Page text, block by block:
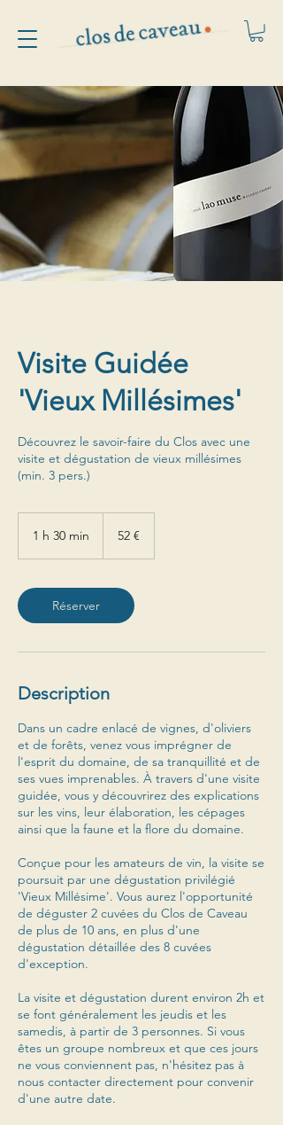
Visite Guidée
'Vieux Millésimes'
Découvrez le savoir-faire du Clos avec une
visite et dégustation de vieux millésimes
(min. 3 pers.)
1 h 30 min
m
i
n
52 €
Réserver
Description
Dans un cadre enlacé de vignes, d'oliviers
et de forêts, venez vous imprégner de
l'esprit du domaine, de sa tranquillité et de
ses vues imprenables. À travers d'une visite
guidée, vous y découvrirez des explications
sur les vins, leur élaboration, les cépages
ainsi que la faune et la flore du domaine.
Conçue pour les amateurs de vin, la visite se
poursuit par une dégustation privilégié
'Vieux Millésime'. Vous aurez l'opportunité
de déguster 2 cuvées du Clos de Caveau
de plus de 10 ans, en plus d'une
dégustation détaillée des 8 cuvées
d'exception.
La visite et dégustation durent environ 2h et
se font généralement les jeudis et les
samedis, à partir de 3 personnes. Si vous
êtes un groupe nombreux et que ces jours
ne vous conviennent pas, n'hésitez pas à
nous contacter directement pour convenir
d'une autre date.